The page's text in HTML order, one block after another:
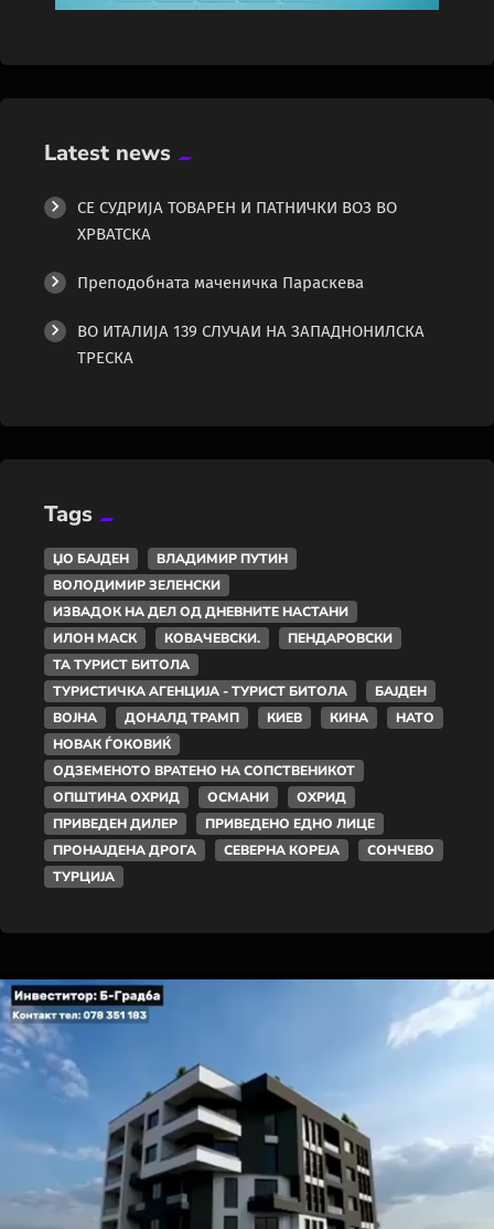
Latest news
СЕ СУДРИЈА ТОВАРЕН И ПАТНИЧКИ ВОЗ ВО
ХРВАТСКА
Преподобната маченичка Параскева
ВО ИТАЛИЈА 139 СЛУЧАИ НА ЗАПАДНОНИЛСКА
ТРЕСКА
Tags
ЏО БАЈДЕН
ВЛАДИМИР ПУТИН
ВОЛОДИМИР ЗЕЛЕНСКИ
ИЗВАДОК НА ДЕЛ ОД ДНЕВНИТЕ НАСТАНИ
ИЛОН МАСК
КОВАЧЕВСКИ.
ПЕНДАРОВСКИ
ТА ТУРИСТ БИТОЛА
ТУРИСТИЧКА АГЕНЦИЈА - ТУРИСТ БИТОЛА
БАЈДЕН
ВОЈНА
ДОНАЛД ТРАМП КИЕВ КИНА
НАТО
НОВАК ЃОКОВИЌ
ОДЗЕМЕНОТО ВРАТЕНО НА СОПСТВЕНИКОТ
ОПШТИНА ОХРИД
ОСМАНИ
ОХРИД
ПРИВЕДЕН ДИЛЕР
ПРИВЕДЕНО ЕДНО ЛИЦЕ
ПРОНАЈДЕНА ДРОГА
СЕВЕРНА КОРЕЈА
СОНЧЕВО
ТУРЦИЈА